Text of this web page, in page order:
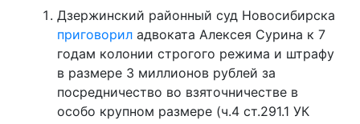
Дзержинский районный суд Новосибирска
приговорил адвоката Алексея Сурина к 7
годам колонии строгого режима и штрафу
в размере 3 миллионов рублей за
посредничество во взяточничестве в
особо крупном размере (ч.4 ст.291.1 УК